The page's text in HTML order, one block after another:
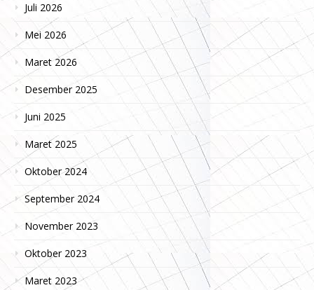
Juli 2026
Mei 2026
Maret 2026
Desember 2025
Juni 2025
Maret 2025
Oktober 2024
September 2024
November 2023
Oktober 2023
Maret 2023